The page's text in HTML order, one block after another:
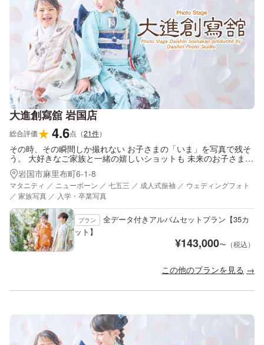
大進創寫舘 岩国店
総合評価★4.6点 （21件）
その時、その瞬間しか撮れない お子さまの「いま」を写真で残そ
う。 大好きなご家族と一緒の嬉しいショットも 未来のお子さまへ
の贈り物になります。
岩国市麻里布町6-1-8
マタニティ ／ ニューボーン ／ 七五三 ／ 成人式振袖 ／ ウェディングフォト
／ 家族写真 ／ 入学・卒業写真
プラン
全データ付きアルバムセットプラン【35カ
ット】
¥143,000〜（税込）
この他のプランを見る